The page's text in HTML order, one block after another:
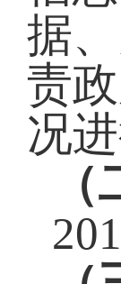
据
责
况
20